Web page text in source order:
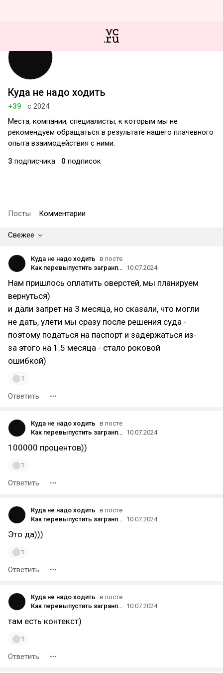
Куда не надо ходить
+39
с 2024
Места, компании, специалисты, к которым мы не
рекомендуем обращаться в результате нашего плачевного
опыта взаимодействия с ними.
3 подписчика 0 подписок
Посты Комментарии
Свежее
Куда не надо ходить в посте
Как перевыпустить загранпаспорт российскому гражданину в Турции? 10.07.2024
Нам пришлось оплатить оверстей, мы планируем
вернуться)
и дали запрет на 3 месяца, но сказали, что могли
не дать, улети мы сразу после решения суда -
поэтому податься на паспорт и задержаться из-
за этого на 1.5 месяца - стало роковой
ошибкой)
1
Ответить
Куда не надо ходить в посте
Как перевыпустить загранпаспорт российскому гражданину в Турции? 10.07.2024
100000 процентов))
1
Ответить
Куда не надо ходить в посте
Как перевыпустить загранпаспорт российскому гражданину в Турции? 10.07.2024
Это да)))
1
Ответить
Куда не надо ходить в посте
Как перевыпустить загранпаспорт российскому гражданину в Турции? 10.07.2024
там есть контекст)
1
Ответить